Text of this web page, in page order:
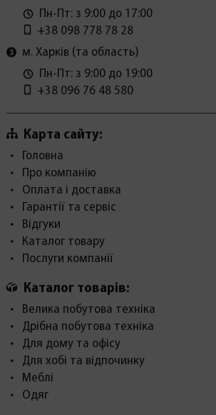
Пн-Пт: з 9:00 до 17:00
+38 098 778 78 28
м. Харків (та область)
Пн-Пт: з 9:00 до 19:00
+38 096 76 48 580
Карта сайту:
Головна
Про компанію
Оплата і доставка
Гарантії та сервіс
Відгуки
Каталог товару
Послуги компанії
Каталог товарів:
Велика побутова техніка
Дрібна побутова техніка
Для дому та офісу
Для хобі та відпочинку
Меблі
Одяг